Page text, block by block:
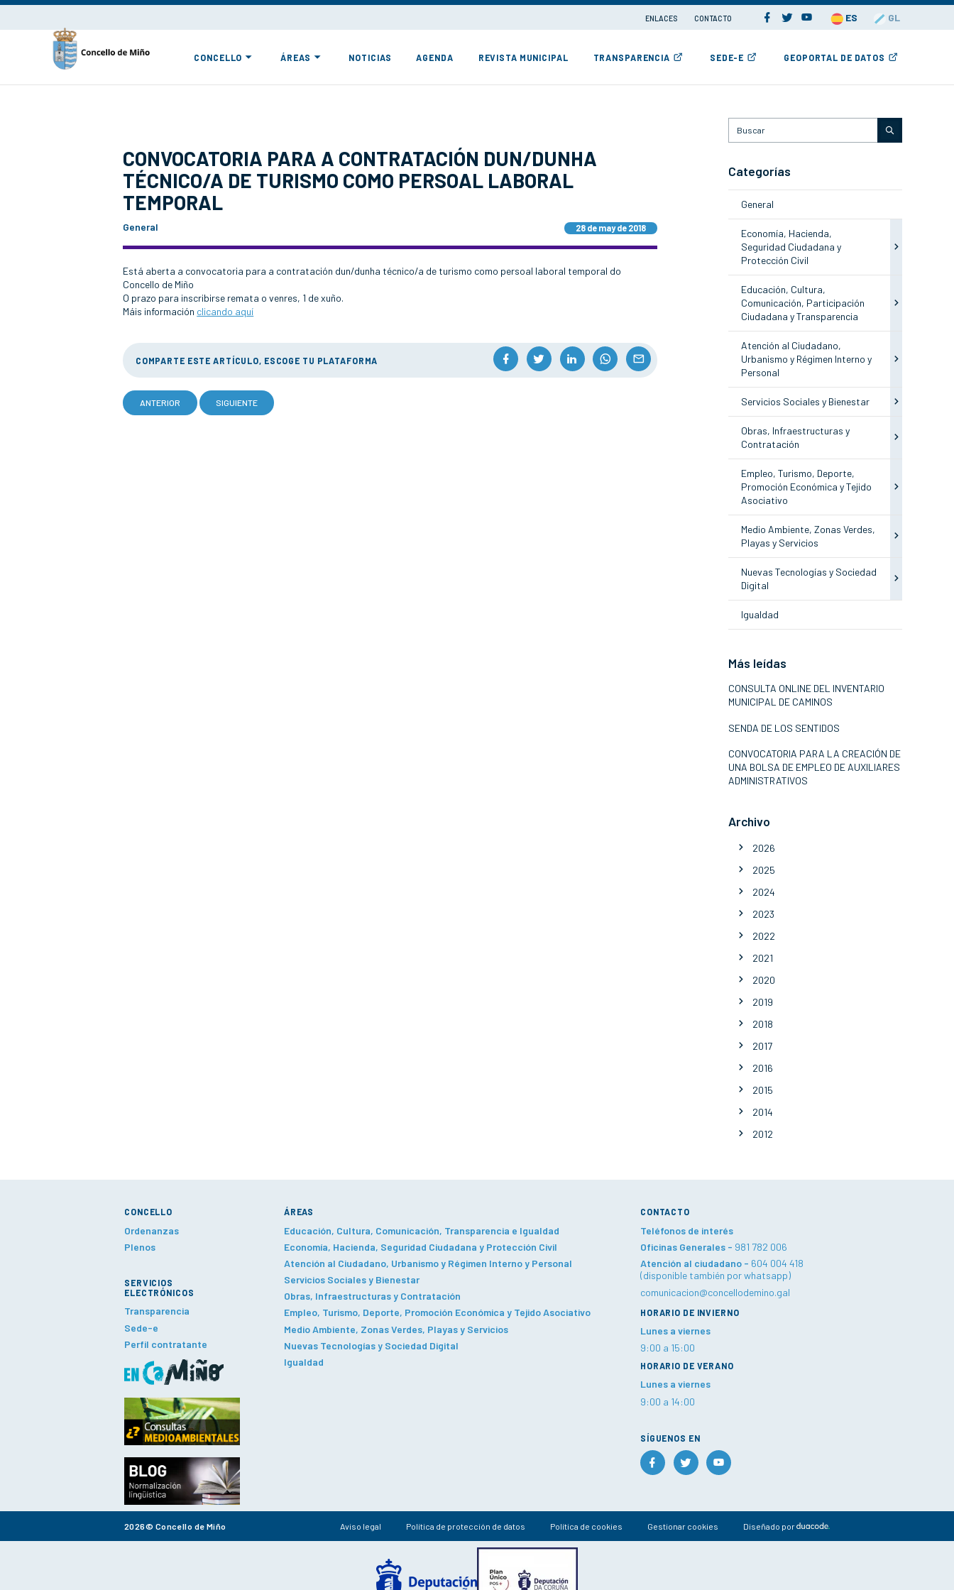
ENLACES CONTACTO ES GL
CONCELLO ÁREAS NOTICIAS AGENDA REVISTA MUNICIPAL TRANSPARENCIA SEDE-E GEOPORTAL DE DATOS
CONVOCATORIA PARA A CONTRATACIÓN DUN/DUNHA
TÉCNICO/A DE TURISMO COMO PERSOAL LABORAL
TEMPORAL
General 28 de may de 2018
Está aberta a convocatoria para a contratación dun/dunha técnico/a de turismo como persoal laboral temporal do
Concello de Miño
O prazo para inscribirse remata o venres, 1 de xuño.
Máis información clicando aquí
COMPARTE ESTE ARTÍCULO, ESCOGE TU PLATAFORMA
ANTERIOR SIGUIENTE
Categorías
General
Economía, Hacienda,
Seguridad Ciudadana y
Protección Civil
Educación, Cultura,
Comunicación, Participación
Ciudadana y Transparencia
Atención al Ciudadano,
Urbanismo y Régimen Interno y
Personal
Servicios Sociales y Bienestar
Obras, Infraestructuras y
Contratación
Empleo, Turismo, Deporte,
Promoción Económica y Tejido
Asociativo
Medio Ambiente, Zonas Verdes,
Playas y Servicios
Nuevas Tecnologías y Sociedad
Digital
Igualdad
Más leídas
CONSULTA ONLINE DEL INVENTARIO
MUNICIPAL DE CAMINOS
SENDA DE LOS SENTIDOS
CONVOCATORIA PARA LA CREACIÓN DE
UNA BOLSA DE EMPLEO DE AUXILIARES
ADMINISTRATIVOS
Archivo
2026
2025
2024
2023
2022
2021
2020
2019
2018
2017
2016
2015
2014
2012
CONCELLO
Ordenanzas
Plenos
SERVICIOS
ELECTRÓNICOS
Transparencia
Sede-e
Perfil contratante
ÁREAS
Educación, Cultura, Comunicación, Transparencia e Igualdad
Economía, Hacienda, Seguridad Ciudadana y Protección Civil
Atención al Ciudadano, Urbanismo y Régimen Interno y Personal
Servicios Sociales y Bienestar
Obras, Infraestructuras y Contratación
Empleo, Turismo, Deporte, Promoción Económica y Tejido Asociativo
Medio Ambiente, Zonas Verdes, Playas y Servicios
Nuevas Tecnologías y Sociedad Digital
Igualdad
CONTACTO
Teléfonos de interés
Oficinas Generales - 981 782 006
Atención al ciudadano - 604 004 418
(disponible también por whatsapp)
comunicacion@concellodemino.gal
HORARIO DE INVIERNO
Lunes a viernes
9:00 a 15:00
HORARIO DE VERANO
Lunes a viernes
9:00 a 14:00
SÍGUENOS EN
2026© Concello de Miño Aviso legal Política de protección de datos Política de cookies Gestionar cookies Diseñado por